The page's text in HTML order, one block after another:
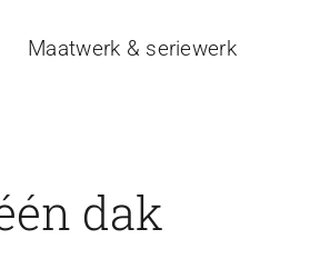
Maatwerk & seriewerk
dak